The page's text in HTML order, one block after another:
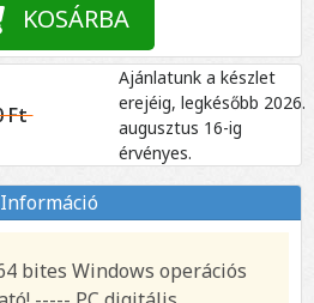
KOSÁRBA
Ft
Ajánlatunk a készlet
erejéig, legkésőbb 2026.
augusztus 16-ig
érvényes.
Információ
bites Windows operációs